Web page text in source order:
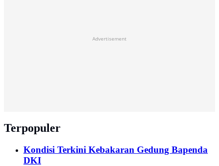
Advertisement
Terpopuler
Kondisi Terkini Kebakaran Gedung Bapenda
DKI